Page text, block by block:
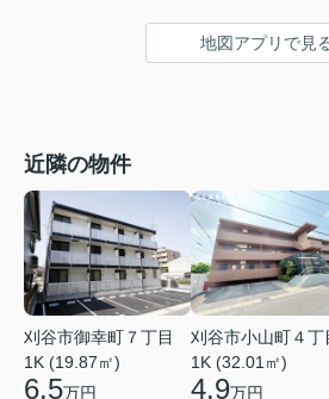
地図アプリで見
近隣の物件
刈谷市御幸町７丁目
1K (19.87㎡)
6.5万円
刈谷市小山町４丁
1K (32.01㎡)
4.9万円